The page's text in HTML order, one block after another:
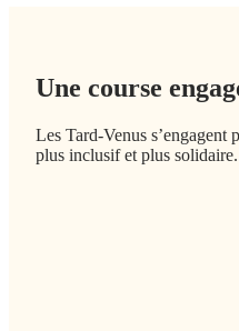
Une course
Les Tard-Venus s’engagent
plus inclusif et plus solidaire.